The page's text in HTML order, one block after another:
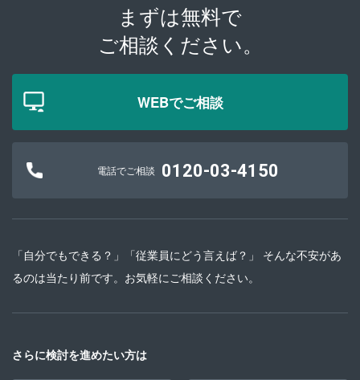
まずは無料で
ご相談ください。
WEBでご相談
電話でご相談 0120-03-4150
「自分でもできる？」「従業員にどう言えば？」 そんな不安があ
るのは当たり前です。お気軽にご相談ください。
さらに検討を進めたい方は